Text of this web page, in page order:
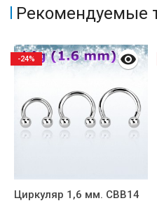
Рекомендуемые
Циркуляр 1,6 мм. CBB14
-24%